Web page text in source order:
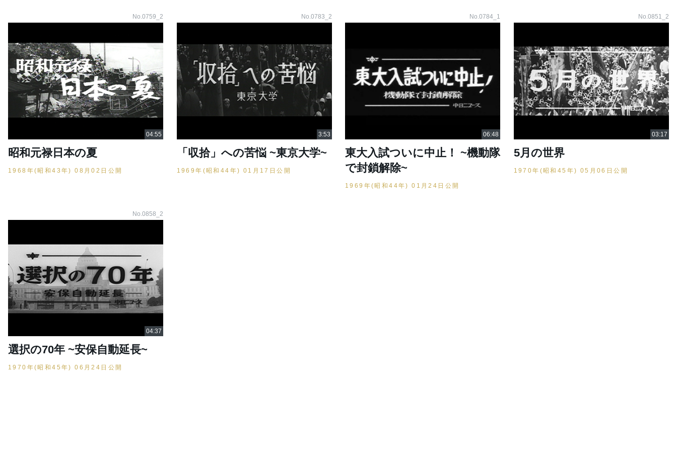
No.0759_2
昭和元禄日本の夏
1968年(昭和43年) 08月02日公開
No.0783_2
「収拾」への苦悩 ~東京大学~
1969年(昭和44年) 01月17日公開
No.0784_1
東大入試ついに中止！ ~機動隊
で封鎖解除~
1969年(昭和44年) 01月24日公開
No.0851_2
5月の世界
1970年(昭和45年) 05月06日公開
No.0858_2
選択の70年 ~安保自動延長~
1970年(昭和45年) 06月24日公開